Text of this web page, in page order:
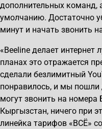
дополнительных команд,
умолчанию. Достаточно
минут и начать звонить
«Beeline делает
планах это отражается
сделали безлимитный
понравилось, и мы
могут звонить на номера
Кыргызстан, ничего при
линейка тарифов «ВСЁ»